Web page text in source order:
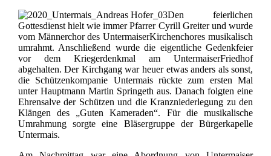
Den feierlichen
Gottesdienst hielt wie immerPfarrer Cyrill Greiterund wurde
vom Männerchor desUntermaiserKirchenchores musikalisch
umrahmt. Anschließend wurde die eigentliche Gedenkfeier
vor dem Kriegerdenkmal amUntermaiserFriedhof
abgehalten. Der Kirchgang war heuer etwas anders als sonst,
die Schützenkompanie Untermais rückte zum ersten Mal
unter Hauptmann Martin Springeth aus. Danach folgten eine
Ehrensalve der Schützen und die Kranzniederlegung zu den
Klängen des „Guten Kameraden“. Für die musikalische
Umrahmung sorgte eine Bläsergruppe derBürgerkapelle
Untermais.